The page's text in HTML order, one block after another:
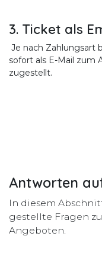
3. Ticket als
Je nach Zahlungsart
sofort als E-Mail zum
zugestellt.
Antworten
In diesem
gestellte Fragen
Angeboten.